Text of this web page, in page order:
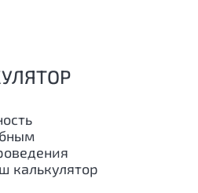
калькулятор